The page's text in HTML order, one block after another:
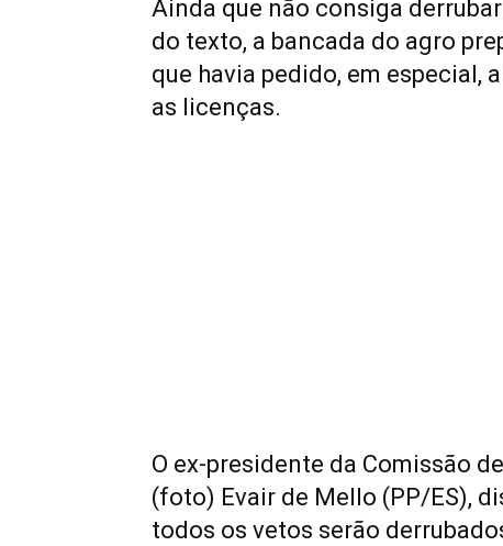
Ainda que não consiga
do texto, a bancada do agro
que havia pedido, em especial,
as licenças.
O ex-presidente da Comissão
(foto) Evair de Mello (PP/ES),
todos os vetos serão